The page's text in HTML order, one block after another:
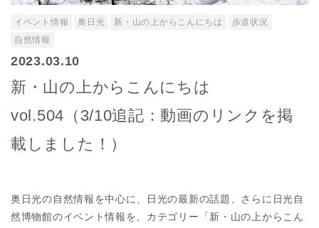
イベント情報 奥日光 新・山の上からこんにちは
歩道状況
自然情報
2023.03.10
新・山の上からこんにちは
vol.504（3/10追記：動画のリンクを掲
載しました！）
奥日光の自然情報を中心に、日光の最新の話題、さらに日光自
然博物館のイベント情報を、カテゴリー「新・山の上からこん